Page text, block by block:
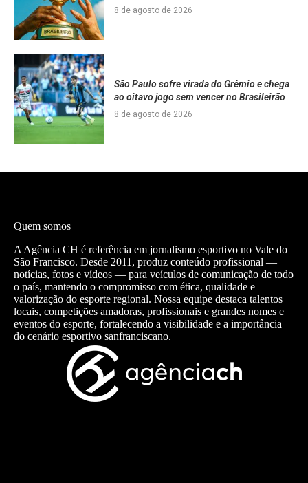
8 de agosto de 2026
São Paulo sofre virada do Grêmio e chega
ao oitavo jogo sem vencer no Brasileirão
8 de agosto de 2026
Quem somos
A Agência CH é referência em jornalismo esportivo no Vale do
São Francisco. Desde 2011, produz conteúdo profissional —
notícias, fotos e vídeos — para veículos de comunicação de todo
o país, mantendo o compromisso com ética, qualidade e
valorização do esporte regional. Nossa equipe destaca talentos
locais, competições amadoras, profissionais e grandes nomes e
eventos do esporte, fortalecendo a visibilidade e a importância
do cenário esportivo sanfranciscano.